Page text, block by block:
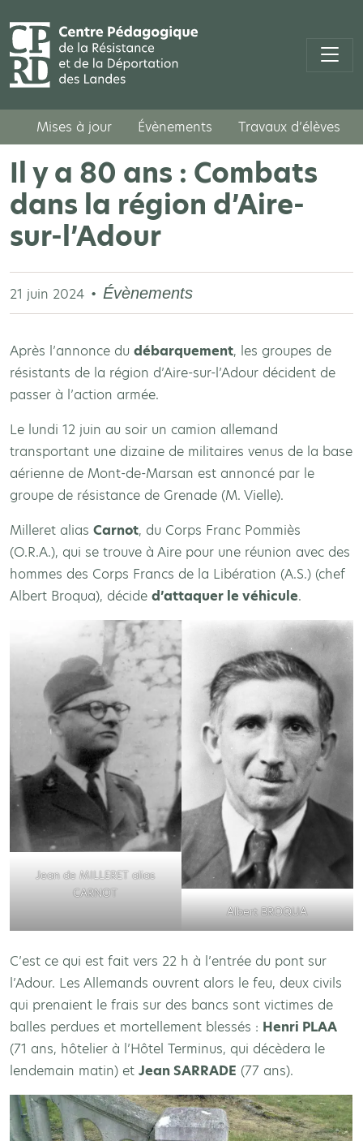
Mises à jour Évènements Travaux d’élèves
Il y a 80 ans : Combats
dans la région d’Aire-
sur-l’Adour
21 juin 2024 Évènements
Après l’annonce du débarquement, les groupes de
résistants de la région d’Aire-sur-l’Adour décident de
passer à l’action armée.
Le lundi 12 juin au soir un camion allemand
transportant une dizaine de militaires venus de la base
aérienne de Mont-de-Marsan est annoncé par le
groupe de résistance de Grenade (M. Vielle).
Milleret alias Carnot, du Corps Franc Pommiès
(O.R.A.), qui se trouve à Aire pour une réunion avec des
hommes des Corps Francs de la Libération (A.S.) (chef
Albert Broqua), décide d’attaquer le véhicule.
Jean de MILLERET alias
CARNOT
Albert BROQUA
C’est ce qui est fait vers 22 h à l’entrée du pont sur
l’Adour. Les Allemands ouvrent alors le feu, deux civils
qui prenaient le frais sur des bancs sont victimes de
balles perdues et mortellement blessés : Henri PLAA
(71 ans, hôtelier à l’Hôtel Terminus, qui décèdera le
lendemain matin) et Jean SARRADE (77 ans).